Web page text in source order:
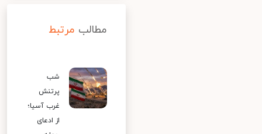
مطالب مرتبط
شب
پرتنش
غرب آسیا؛
از ادعای